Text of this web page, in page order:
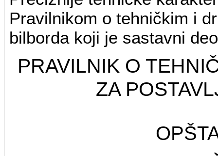
Pravilnikom o tehničkim i
bilborda koji je sastavni
PRAVILNIK O
ZA